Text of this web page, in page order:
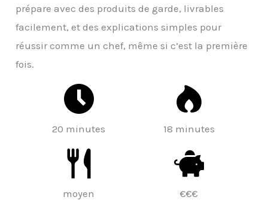
prépare avec des produits de garde, livrables
facilement, et des explications simples pour
réussir comme un chef, même si c’est la première
fois.
20 minutes 18 minutes
moyen €€€